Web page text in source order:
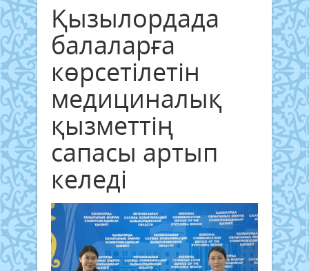
Қызылордада
балаларға
көрсетілетін
медициналық
қызметтің
сапасы артып
келеді